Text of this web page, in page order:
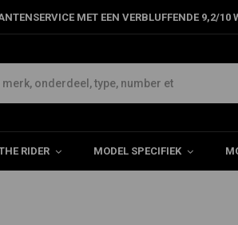
MET EEN VERBLUFFENDE 9,2/10
RIDER MODEL SPECIFIEK
Revisie Sets Carburateur Honda Honda
Revisie Set